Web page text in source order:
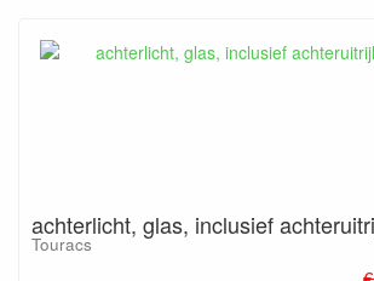
achterlicht, glas, inclusief
Touracs